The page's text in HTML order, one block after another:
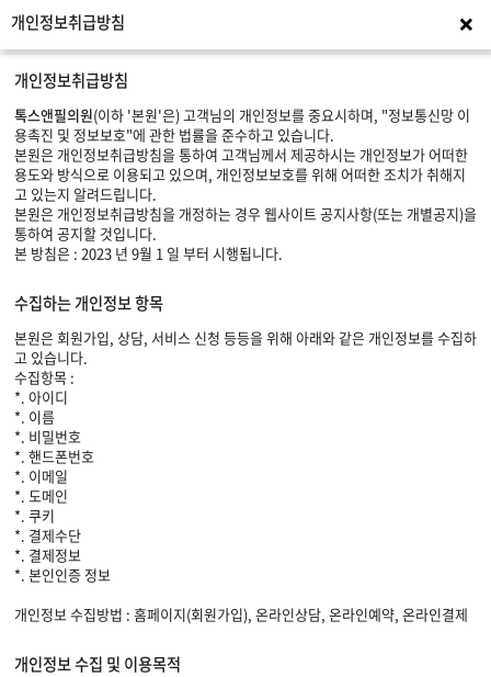
개인정보취급방침 이
개인정보취급방침
톡스앤필의원(이하 '본원'은) 고객님의 개인정보를 중요시하며, "정보통신망 이
용촉진 및 정보보호"에 관한 법률을 준수하고 있습니다.
본원은 개인정보취급방침을 통하여 고객님께서 제공하시는 개인정보가 어떠한
용도와 방식으로 이용되고 있으며, 개인정보보호를 위해 어떠한 조치가 취해지
고 있는지 알려드립니다.
본원은 개인정보취급방침을 개정하는 경우 웹사이트 공지사항(또는 개별공지)을
통하여 공지할 것입니다.
본 방침은 : 2023 년 9월 1 일 부터 시행됩니다.
수집하는 개인정보 항목
본원은 회원가입, 상담, 서비스 신청 등등을 위해 아래와 같은 개인정보를 수집하
고 있습니다.
수집항목 :
*. 아이디
*. 이름
*. 비밀번호
*. 핸드폰번호
*. 이메일
*. 도메인
*. 쿠키
*. 결제수단
*. 결제정보
*. 본인인증 정보
개인정보 수집방법 : 홈페이지(회원가입), 온라인상담, 온라인예약, 온라인결제
개인정보 수집 및 이용목적